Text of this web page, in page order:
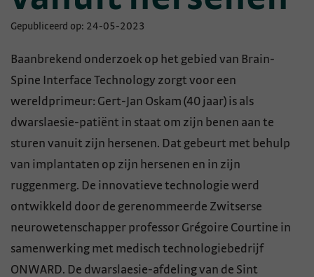
Gepubliceerd op: 24-05-2023
Baanbrekend onderzoek op het gebied van Brain-
Spine Interface Technology zorgt voor een
wereldprimeur: Gert-Jan Oskam (40 jaar) is als
dwarslaesie-patiënt in staat om zijn benen aan te
sturen vanuit zijn hersenen. Dat gebeurt met behulp
van implantaten op zijn hersenen en in zijn
ruggenmerg. De innovatieve technologie werd
ontwikkeld door de gerenommeerde Zwitserse
neurowetenschapper professor Grégoire Courtine in
samenwerking met medisch technologiebedrijf
ONWARD. De dwarslaesie-afdeling van de Sint